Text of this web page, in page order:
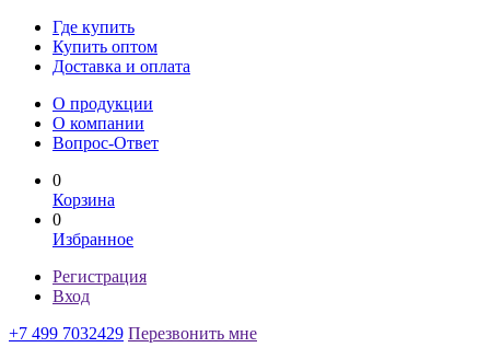
Где купить
Купить оптом
Доставка и оплата
О продукции
О компании
Вопрос-Ответ
0
Корзина
0
Избранное
Регистрация
Вход
+7 499 7032429 Перезвонить мне